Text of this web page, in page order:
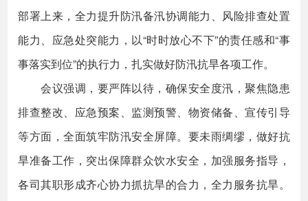
部署上来，全力提升防汛备汛协调能力、风险排查处置
能力、应急处突能力，以“时时放心不下”的责任感和“事
事落实到位”的执行力，扎实做好防汛抗旱各项工作。
会议强调，要严阵以待，确保安全度汛，聚焦隐患
排查整改、应急预案、监测预警、物资储备、宣传引导
等方面，全面筑牢防汛安全屏障。要未雨绸缪，做好抗
旱准备工作，突出保障群众饮水安全，加强服务指导，
各司其职形成齐心协力抓抗旱的合力，全力服务抗旱。